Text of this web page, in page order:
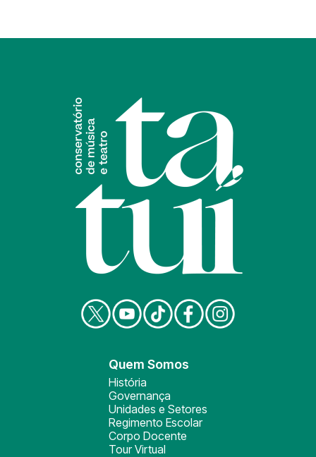
Quem Somos
História
Governança
Unidades e Setores
Regimento Escolar
Corpo Docente
Tour Virtual